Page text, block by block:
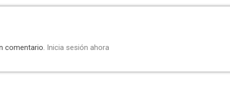
comentario. Inicia sesión ahora